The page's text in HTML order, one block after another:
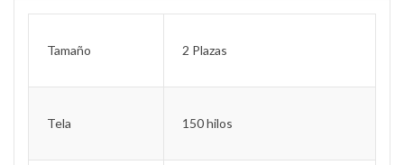
Tamaño 2 Plazas
Tela 150 hilos